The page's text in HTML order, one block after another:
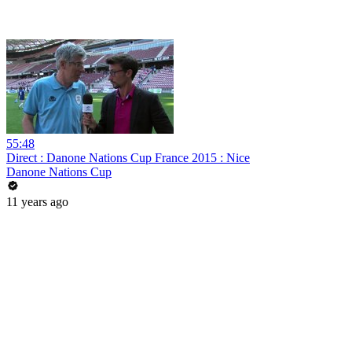
55:48
Direct : Danone Nations Cup France 2015 : Nice
Danone Nations Cup
11 years ago